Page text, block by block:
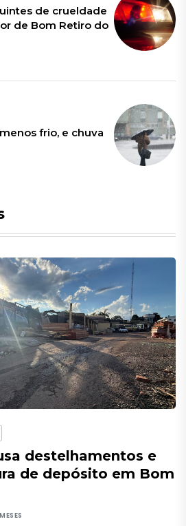
de crueldade
de Bom Retiro do
frio, e chuva
destelhamentos e
de depósito em Bom